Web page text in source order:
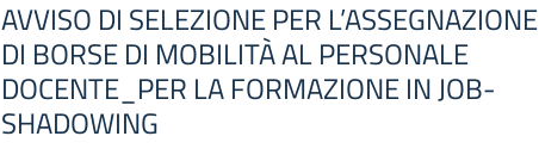
AVVISO DI SELEZIONE PER L’ASSEGNAZIONE
DI BORSE DI MOBILITÀ AL PERSONALE
DOCENTE_PER LA FORMAZIONE IN JOB-
SHADOWING